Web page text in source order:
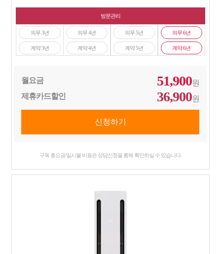
방문관리
의무 3년
계약 3년
의무 4년
계약 4년
의무 5년
계약 5년
의무 6년
계약 6년
월요금 51,900원
제휴카드할인
36,900원
구독 총요금/일시불 비용은 상담신청을 통해 확인하실 수 있습니다.